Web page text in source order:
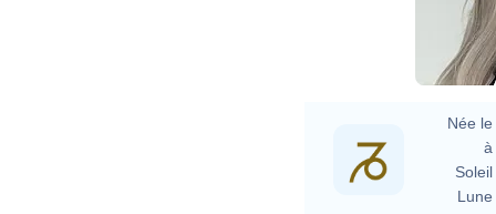
Née le
à
Soleil
Lune